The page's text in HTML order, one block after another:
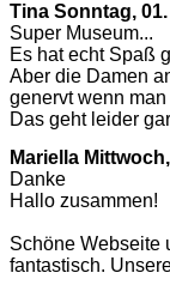
Tina Sonntag,
Super Museum...
Es hat echt Spaß
Aber die Damen
genervt wenn man
Das geht leider
Mariella
Danke
Hallo zusammen!
Schöne Webseite
fantastisch.